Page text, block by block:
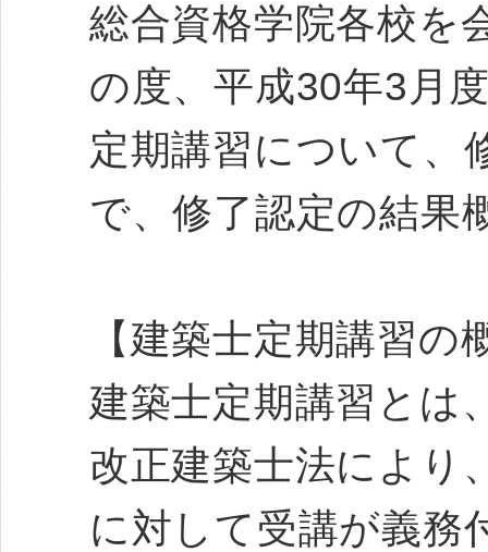
総合資格学院各校を
の度、平成30年3月
定期講習について、
で、修了認定の結果
【建築士定期講習の
建築士定期講習とは
改正建築士法により
に対して受講が義務